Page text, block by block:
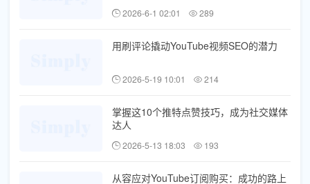
2026-6-1 02:01 289
用刷评论撬动YouTube视频SEO的潜力
2026-5-19 10:01 214
掌握这10个推特点赞技巧，成为社交媒体
达人
2026-5-13 18:03 193
从容应对YouTube订阅购买：成功的路上